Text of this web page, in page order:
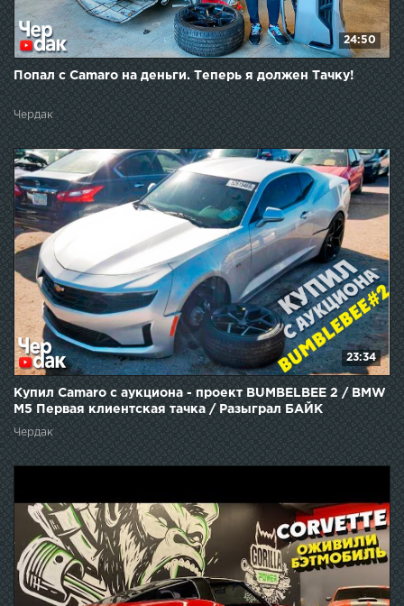
24:50
Попал с Camaro на деньги. Теперь я должен Тачку!
Чердак
23:34
Купил Camaro с аукциона - проект BUMBELBEE 2 / BMW
M5 Первая клиентская тачка / Разыграл БАЙК
Чердак